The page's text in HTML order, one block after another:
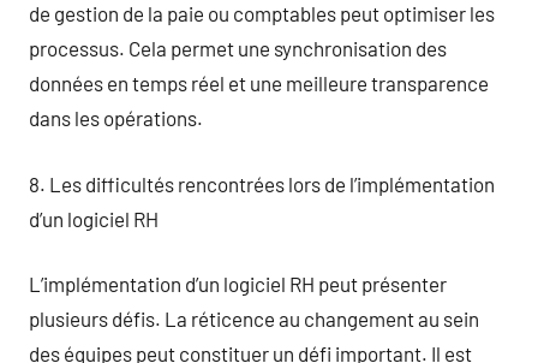
de gestion de la paie ou comptables peut optimiser les
processus. Cela permet une synchronisation des
données en temps réel et une meilleure transparence
dans les opérations.
8. Les difficultés rencontrées lors de l’implémentation
d’un logiciel RH
L’implémentation d’un logiciel RH peut présenter
plusieurs défis. La réticence au changement au sein
des équipes peut constituer un défi important. Il est